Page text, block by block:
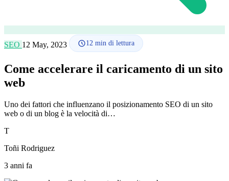
SEO 12 May, 2023 12 min di lettura
Come accelerare il caricamento di un sito
web
Uno dei fattori che influenzano il posizionamento SEO di un sito
web o di un blog è la velocità di…
T
Toñi Rodriguez
3 anni fa